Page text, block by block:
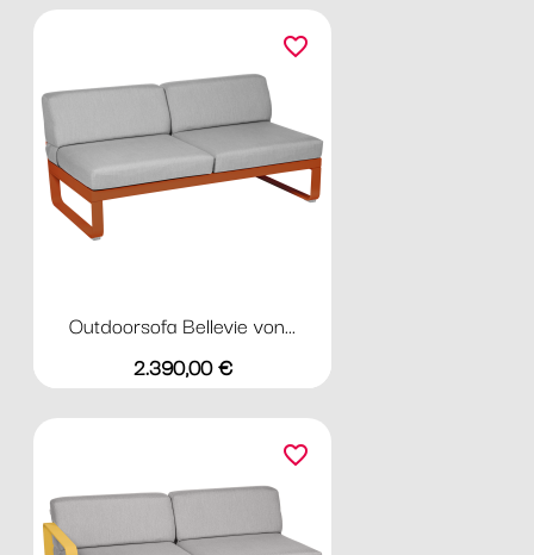
Outdoorsofa Bellevie von...
Preis
2.390,00 €
favorite_border
favorite_border